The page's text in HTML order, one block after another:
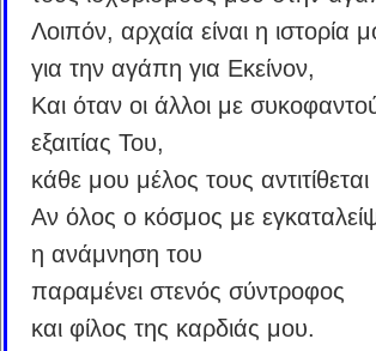
Λοιπόν, αρχαία είναι η ιστορία
για την αγάπη για Εκείνον,
Και όταν οι άλλοι με
εξαιτίας Του,
κάθε μου μέλος τους
Αν όλος ο κόσμος με
η ανάμνηση του
παραμένει στενός σύντροφος
και φίλος της καρδιάς μου.